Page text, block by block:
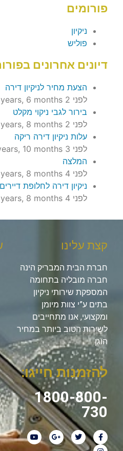
פורומים
ניקיון
פוליש
דיונים אחרונים
הצעת מחיר לניקיון דירה
לפני 2 years, 6 months
בירור לגבי ניקוי מקלט
לפני 2 years, 8 months
עלות ניקיון דירה ריקה
לפני 3 years, 10 months
המלצה
לפני 4 years, 8 months
ניקיון דירה לחלופת דיירים
לפני 4 years, 8 months
קצת עלינו
חברת הבית המבריק הינה
חברה מובליה בתחומה
המספקת שירותי ניקיון
בתים ע”י צוות מיומן
ומקצועי, אנו מתחייבים
לשירות הטוב ביותר במחיר
הוגן.
להזמנות חייגו:
1800-800-
730